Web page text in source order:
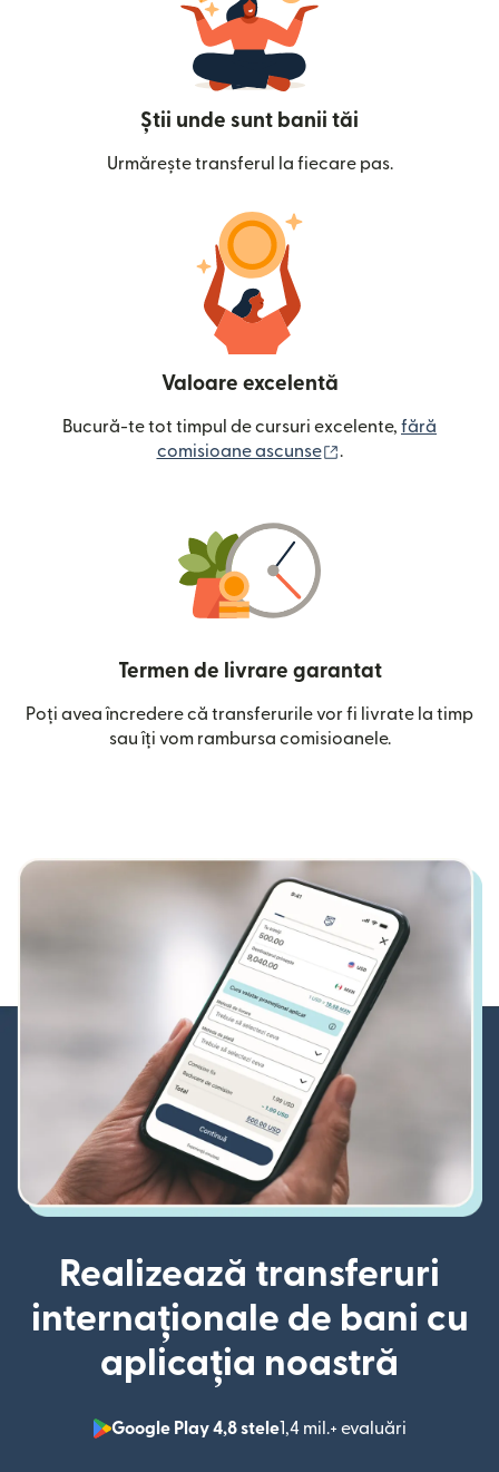
Știi unde sunt banii tăi
Urmărește transferul la fiecare pas.
Valoare excelentă
Bucură-te tot timpul de cursuri excelente, fără
comisioane ascunse
.
Termen de livrare garantat
Poți avea încredere că transferurile vor fi livrate la timp
sau îți vom rambursa comisioanele.
Realizează transferuri
internaționale de bani cu
aplicația noastră
Google Play 4,8 stele1,4 mil.+ evaluări
(se